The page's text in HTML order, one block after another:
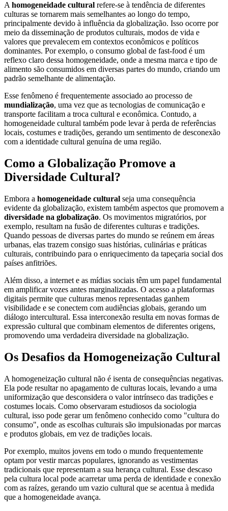
Ahomogeneidade cultural refere-se à tendência de diferentes
culturas se tornarem mais semelhantes ao longo do tempo,
principalmente devido à influência da globalização. Isso ocorre por
meio da disseminação de produtos culturais, modos de vida e
valores que prevalecem em contextos econômicos e políticos
dominantes. Por exemplo, o consumo global de fast-food é um
reflexo claro dessa homogeneidade, onde a mesma marca e tipo de
alimento são consumidos em diversas partes do mundo, criando um
padrão semelhante de alimentação.
Esse fenômeno é frequentemente associado ao processo de
mundialização, uma vez que as tecnologias de comunicação e
transporte facilitam a troca cultural e econômica. Contudo, a
homogeneidade cultural também pode levar à perda de referências
locais, costumes e tradições, gerando um sentimento de desconexão
com a identidade cultural genuína de uma região.
Como a Globalização Promove a
Diversidade Cultural?
Embora a homogeneidade cultural seja uma consequência
evidente da globalização, existem também aspectos que promovem a
diversidade na globalização. Os movimentos migratórios, por
exemplo, resultam na fusão de diferentes culturas e tradições.
Quando pessoas de diversas partes do mundo se reúnem em áreas
urbanas, elas trazem consigo suas histórias, culinárias e práticas
culturais, contribuindo para o enriquecimento da tapeçaria social dos
países anfitriões.
Além disso, a internet e as mídias sociais têm um papel fundamental
em amplificar vozes antes marginalizadas. O acesso a plataformas
digitais permite que culturas menos representadas ganhem
visibilidade e se conectem com audiências globais, gerando um
diálogo intercultural. Essa interconexão resulta em novas formas de
expressão cultural que combinam elementos de diferentes origens,
promovendo uma verdadeira diversidade na globalização.
Os Desafios da Homogeneização Cultural
A homogeneização cultural não é isenta de consequências negativas.
Ela pode resultar no apagamento de culturas locais, levando a uma
uniformização que desconsidera o valor intrínseco das tradições e
costumes locais. Como observaram estudiosos da sociologia
cultural, isso pode gerar um fenômeno conhecido como "cultura do
consumo", onde as escolhas culturais são impulsionadas por marcas
e produtos globais, em vez de tradições locais.
Por exemplo, muitos jovens em todo o mundo frequentemente
optam por vestir marcas populares, ignorando as vestimentas
tradicionais que representam a sua herança cultural. Esse descaso
pela cultura local pode acarretar uma perda de identidade e conexão
com as raízes, gerando um vazio cultural que se acentua à medida
que a homogeneidade avança.